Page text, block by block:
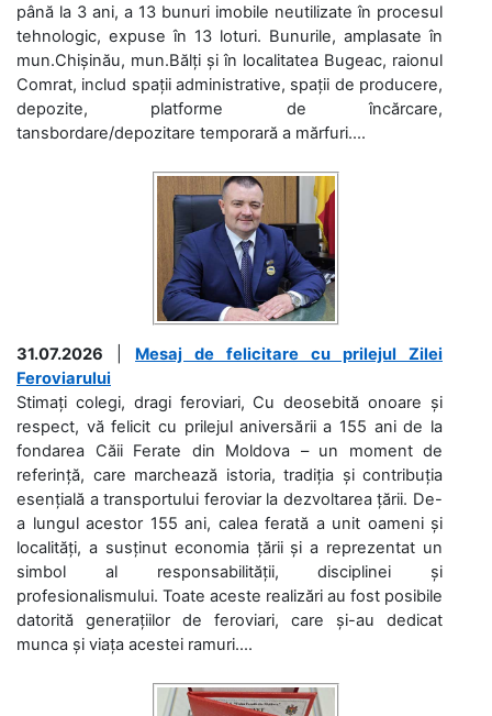
până la 3 ani, a 13 bunuri imobile neutilizate în procesul
tehnologic, expuse în 13 loturi. Bunurile, amplasate în
mun.Chișinău, mun.Bălți și în localitatea Bugeac, raionul
Comrat, includ spații administrative, spații de producere,
depozite, platforme de încărcare,
tansbordare/depozitare temporară a mărfuri....
31.07.2026
Mesaj de felicitare cu prilejul Zilei
Feroviarului
Stimați colegi, dragi feroviari, Cu deosebită onoare și
respect, vă felicit cu prilejul aniversării a 155 ani de la
fondarea Căii Ferate din Moldova – un moment de
referință, care marchează istoria, tradiția și contribuția
esențială a transportului feroviar la dezvoltarea țării. De-
a lungul acestor 155 ani, calea ferată a unit oameni și
localități, a susținut economia țării și a reprezentat un
simbol al responsabilității, disciplinei și
profesionalismului. Toate aceste realizări au fost posibile
datorită generațiilor de feroviari, care și-au dedicat
munca și viața acestei ramuri....